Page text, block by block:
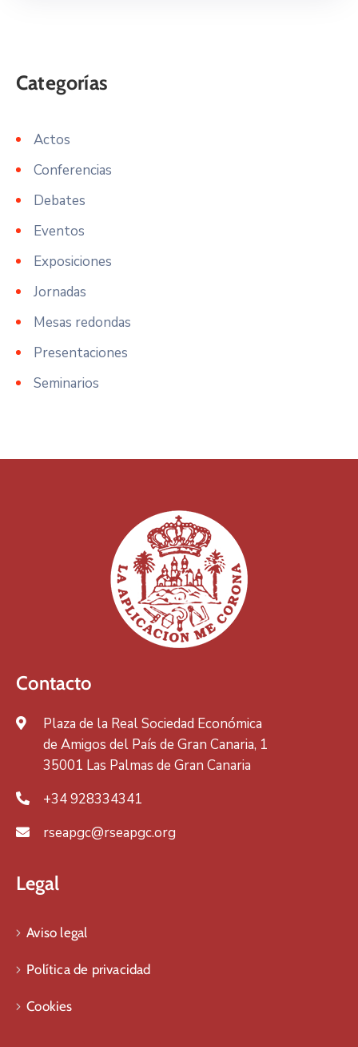
Actos
Conferencias
Debates
Eventos
Exposiciones
Jornadas
Mesas redondas
Presentaciones
Seminarios
Contacto
Plaza de la Real Sociedad Económica
de Amigos del País de Gran Canaria, 1
35001 Las Palmas de Gran Canaria
+34 928334341
rseapgc@rseapgc.org
Legal
Aviso legal
Política de privacidad
Cookies